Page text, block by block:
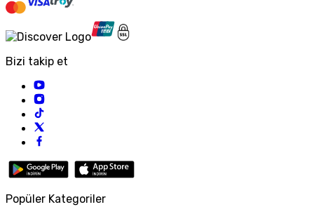
Bizi takip et
Popüler Kategoriler